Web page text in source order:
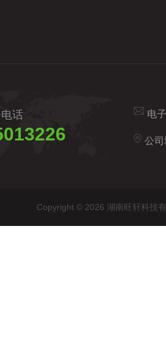
话 电
公
Copyright © 2026 湖南旺轩科技